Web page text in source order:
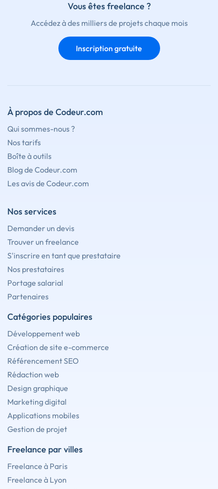
Vous êtes freelance ?
Accédez à des milliers de projets chaque mois
Inscription gratuite
À propos de Codeur.com
Qui sommes-nous ?
Nos tarifs
Boîte à outils
Blog de Codeur.com
Les avis de Codeur.com
Nos services
Demander un devis
Trouver un freelance
S'inscrire en tant que prestataire
Nos prestataires
Portage salarial
Partenaires
Catégories populaires
Développement web
Création de site e-commerce
Référencement SEO
Rédaction web
Design graphique
Marketing digital
Applications mobiles
Gestion de projet
Freelance par villes
Freelance à Paris
Freelance à Lyon